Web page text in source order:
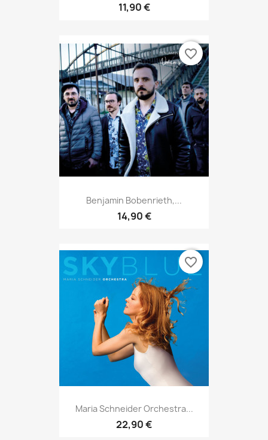
11,90 €
Benjamin Bobenrieth,...
14,90 €
favorite_border
Maria Schneider Orchestra...
22,90 €
favorite_border